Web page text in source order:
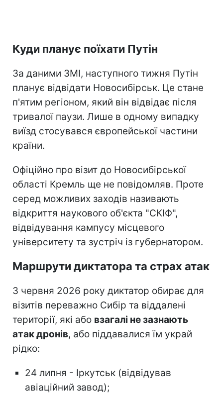
Куди планує поїхати Путін
За даними ЗМІ, наступного тижня Путін
планує відвідати Новосибірськ. Це стане
п'ятим регіоном, який він відвідає після
тривалої паузи. Лише в одному випадку
виїзд стосувався європейської частини
країни.
Офіційно про візит до Новосибірської
області Кремль ще не повідомляв. Проте
серед можливих заходів називають
відкриття наукового об'єкта "СКІФ",
відвідування кампусу місцевого
університету та зустріч із губернатором.
Маршрути диктатора та страх атак
З червня 2026 року диктатор обирає для
візитів переважно Сибір та віддалені
території, які або взагалі не зазнають
атак дронів, або піддавалися їм украй
рідко:
24 липня - Іркутськ (відвідував
авіаційний завод);